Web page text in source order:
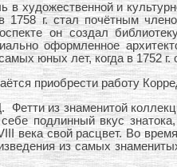
художественной и
г. стал почётным
он создал
оформленное
юных лет, когда в 1752 г.
приобрести работу
из знаменитой
подлинный вкус
века свой расцвет. Во
из самых